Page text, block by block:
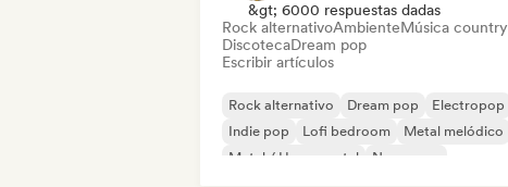
&gt; 6000 respuestas dadas
Rock alternativoAmbienteMúsica country
DiscotecaDream pop
Escribir artículos
Rock alternativo Dream pop
Electropop
Indie pop
Lofi bedroom
Metal melódico
Metal / Heavy metal
New wave